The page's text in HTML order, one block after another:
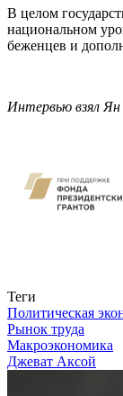
В целом
национальном
беженцев и
Интервью взял
Теги
Политическая
Рынок труда
Макроэкономика
Джеват Аксой